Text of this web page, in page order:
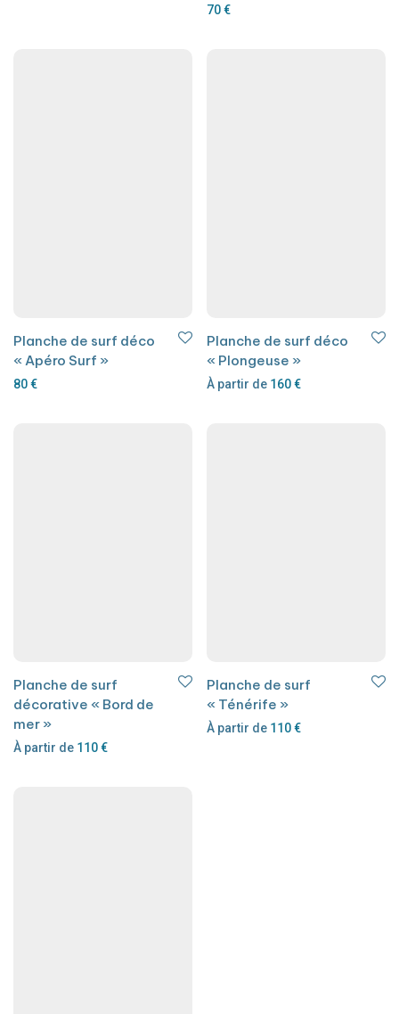
70€
Planche de surf déco
« Apéro Surf »
80€
Planche de surf déco
« Plongeuse »
À partir de 160€
Planche de surf
décorative « Bord de
mer »
À partir de 110€
Planche de surf
« Ténérife »
À partir de 110€